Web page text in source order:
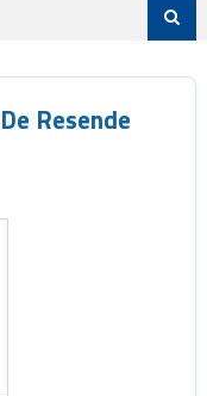
Resende